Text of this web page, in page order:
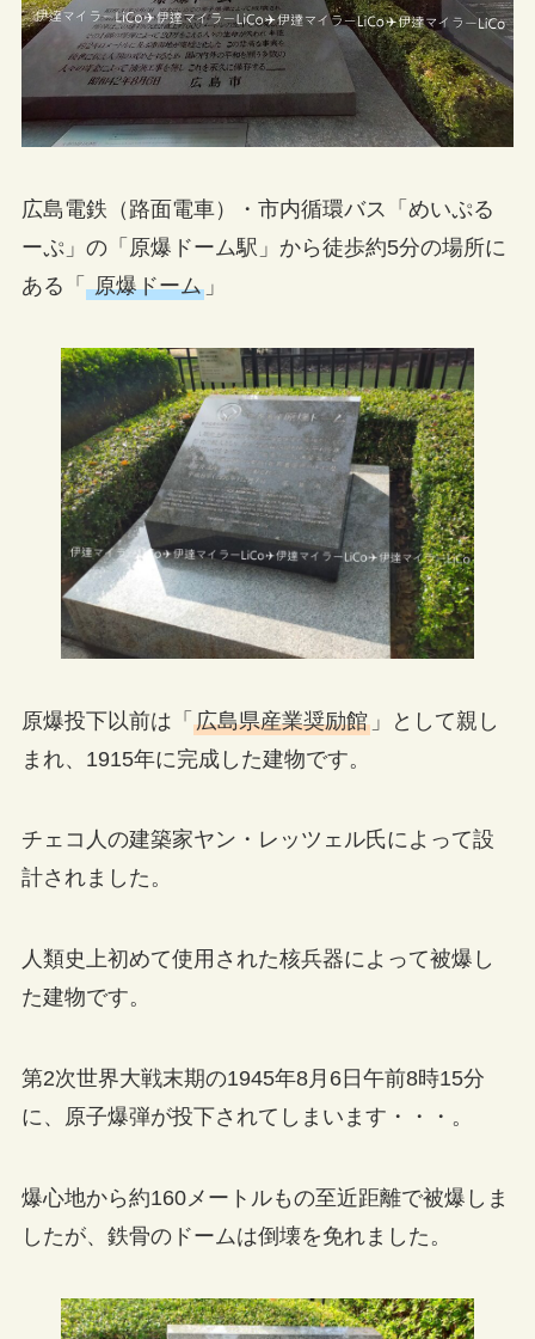
広島電鉄（路面電車）・市内循環バス「めいぷる
ーぷ」の「原爆ドーム駅」から徒歩約5分の場所に
ある「 原爆ドーム」
原爆投下以前は「 広島県産業奨励館」として親し
まれ、1915年に完成した建物です。
チェコ人の建築家ヤン・レッツェル氏によって設
計されました。
人類史上初めて使用された核兵器によって被爆し
た建物です。
第2次世界大戦末期の1945年8月6日午前8時15分
に、原子爆弾が投下されてしまいます・・・。
爆心地から約160メートルもの至近距離で被爆しま
したが、鉄骨のドームは倒壊を免れました。